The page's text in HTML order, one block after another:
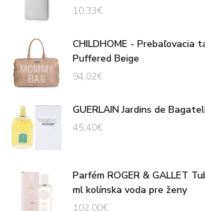
10,33€
CHILDHOME - Prebaľovacia
Puffered Beige
94,02€
GUERLAIN Jardins de
45,40€
Parfém ROGER & GALLET
ml kolínska voda pre ženy
102,00€